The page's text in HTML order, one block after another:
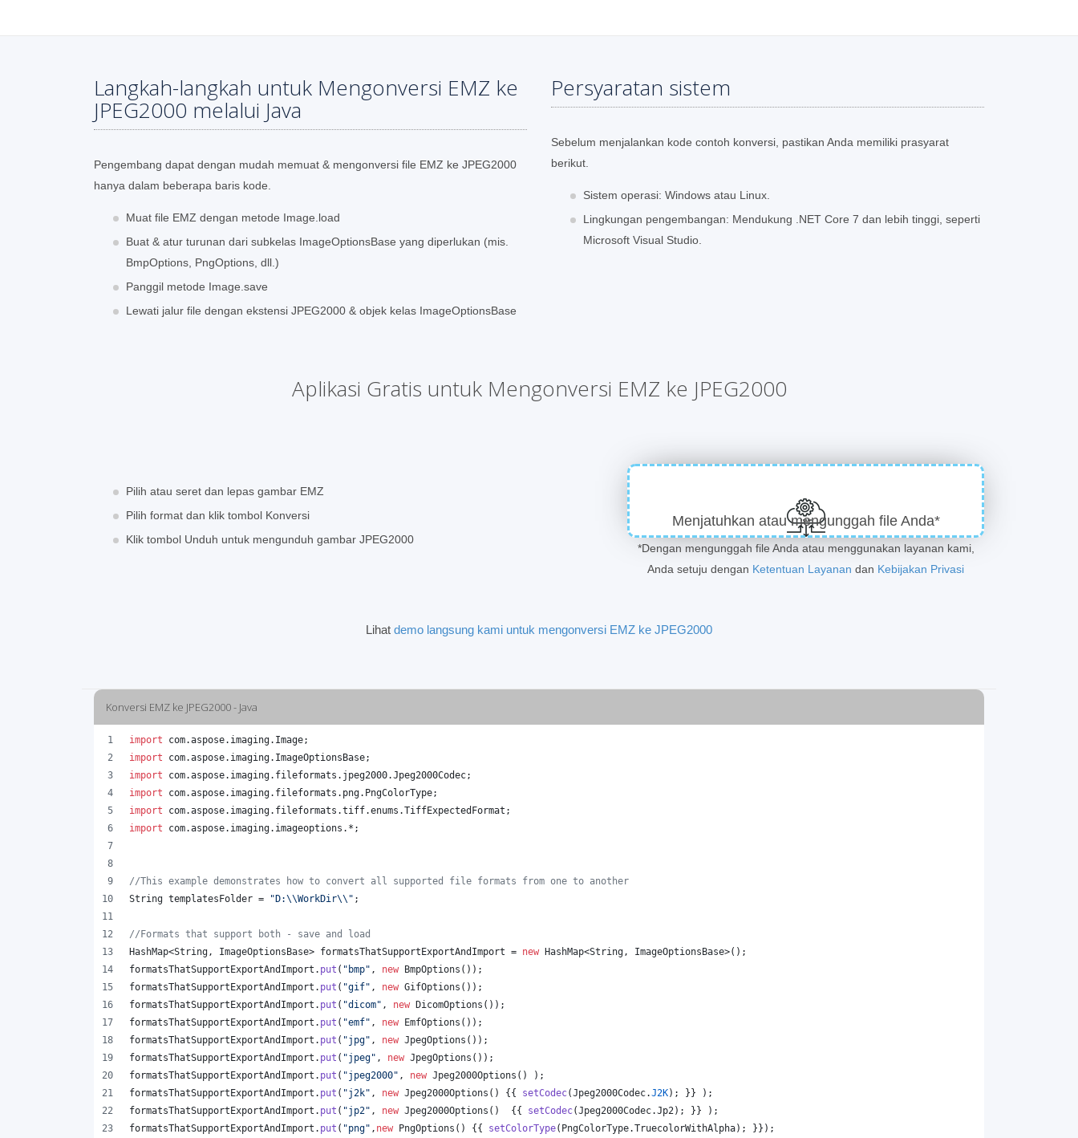
Langkah-langkah untuk Mengonversi EMZ ke
JPEG2000 melalui Java
Pengembang dapat dengan mudah memuat & mengonversi file EMZ ke JPEG2000
hanya dalam beberapa baris kode.
Muat file EMZ dengan metode Image.load
Buat & atur turunan dari subkelas ImageOptionsBase yang diperlukan (mis.
BmpOptions, PngOptions, dll.)
Panggil metode Image.save
Lewati jalur file dengan ekstensi JPEG2000 & objek kelas ImageOptionsBase
Persyaratan sistem
Sebelum menjalankan kode contoh konversi, pastikan Anda memiliki prasyarat
berikut.
Sistem operasi: Windows atau Linux.
Lingkungan pengembangan: Mendukung .NET Core 7 dan lebih tinggi, seperti
Microsoft Visual Studio.
Aplikasi Gratis untuk Mengonversi EMZ ke JPEG2000
Pilih atau seret dan lepas gambar EMZ
Pilih format dan klik tombol Konversi
Klik tombol Unduh untuk mengunduh gambar JPEG2000
Menjatuhkan atau mengunggah file Anda*
*Dengan mengunggah file Anda atau menggunakan layanan kami,
Anda setuju dengan Ketentuan Layanan dan Kebijakan Privasi
Lihat demo langsung kami untuk mengonversi EMZ ke JPEG2000
Konversi EMZ ke JPEG2000 - Java
import com.aspose. imaging. Image;
import
com.aspose. imaging. ImageOptionsBase;
import
com.aspose. imaging. fileformats . jpeg2000.Jpeg2000Codec;
import
com.aspose. imaging. fileformats . png. PngColorType;
import
com.aspose. imaging. fileformats .tiff.enums .TiffExpectedFormat ;
import
com.aspose. imaging. imageoptions .*;
//This example demonstrates how to convert all supported file formats from one to another
String templatesFolder = "D:\\WorkDir\\ " ;
//Formats that support both - save and load
HashMap<String, ImageOptionsBase> formatsThatSupportExportAndImport = new HashMap<String, ImageOptionsBase>();
formatsThatSupportExportAndImport . put ( "bmp" , new BmpOptions ());
formatsThatSupportExportAndImport . put ( "gif" , new GifOptions ());
formatsThatSupportExportAndImport . put ( "dicom" , new DicomOptions ());
formatsThatSupportExportAndImport . put ( "emf" , new EmfOptions ());
formatsThatSupportExportAndImport . put ( "jpg" , new JpegOptions ());
formatsThatSupportExportAndImport . put ( "jpeg" , new JpegOptions ());
formatsThatSupportExportAndImport . put ( "jpeg2000" , new Jpeg2000Options () );
formatsThatSupportExportAndImport . put ( "j2k" , new Jpeg2000Options () {{ setCodec(Jpeg2000Codec.J2K); }} );
formatsThatSupportExportAndImport . put ( "jp2" , new Jpeg2000Options ()  {{ setCodec(Jpeg2000Codec.Jp2); }} );
formatsThatSupportExportAndImport . put ( "png" , new PngOptions () {{ setColorType( PngColorType.TruecolorWithAlpha); }});